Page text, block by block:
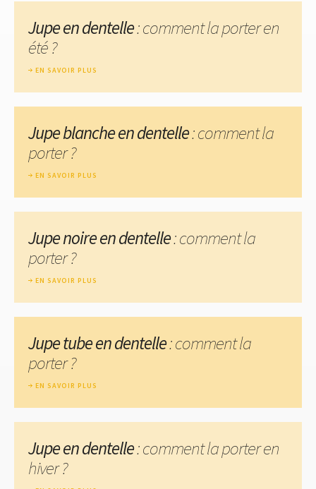
Jupe en dentelle: comment la porter en
été ?
EN SAVOIR PLUS
Jupe blanche en dentelle: comment la
porter ?
EN SAVOIR PLUS
Jupe noire en dentelle: comment la
porter ?
EN SAVOIR PLUS
Jupe tube en dentelle: comment la
porter ?
EN SAVOIR PLUS
Jupe en dentelle: comment la porter en
hiver ?